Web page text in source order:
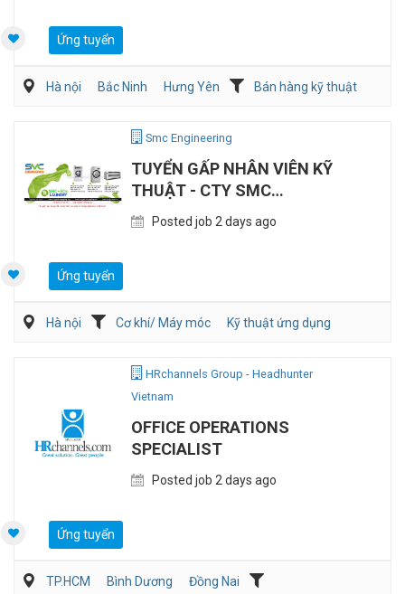
Ứng tuyển
Hà nội Bắc Ninh Hưng Yên
Bán hàng kỹ thuật
Smc Engineering
TUYỂN GẤP NHÂN VIÊN KỸ
THUẬT - CTY SMC
ENGINEERING
Posted job 2 days ago
Ứng tuyển
Hà nội Cơ khí/ Máy móc
Kỹ thuật ứng dụng
HRchannels Group - Headhunter
Vietnam
OFFICE OPERATIONS
SPECIALIST
Posted job 2 days ago
Ứng tuyển
TP.HCM Bình Dương
Đồng Nai